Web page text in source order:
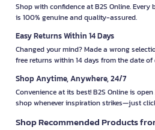
Shop with confidence at B2S Online.
is 100% genuine and quality-assured.
Easy Returns Within 14 Days
Changed your mind? Made a wrong
free returns within 14 days from the date of
Shop Anytime, Anywhere, 24/7
Convenience at its best! B2S Online is
shop whenever inspiration strikes—just
Shop Recommended Products